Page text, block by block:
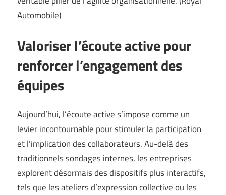
Automobile)
Valoriser l’écoute active pour
renforcer l’engagement des
équipes
Aujourd’hui, l’écoute active s’impose comme un
levier incontournable pour stimuler la participation
et l’implication des collaborateurs. Au-delà des
traditionnels sondages internes, les entreprises
explorent désormais des dispositifs plus interactifs,
tels que les ateliers d’expression collective ou les